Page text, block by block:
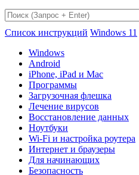
Список инструкций Windows 11
Windows
Android
iPhone, iPad и Mac
Программы
Загрузочная флешка
Лечение вирусов
Восстановление данных
Ноутбуки
Wi-Fi и настройка роутера
Интернет и браузеры
Для начинающих
Безопасность